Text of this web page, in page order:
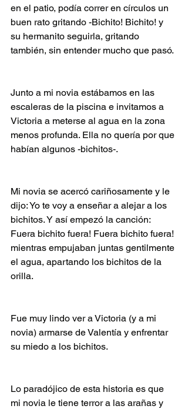
en el patio, podía correr en círculos un
buen rato gritando -Bichito! Bichito! y
su hermanito seguirla, gritando
también, sin entender mucho que pasó.
Junto a mi novia estábamos en las
escaleras de la piscina e invitamos a
Victoria a meterse al agua en la zona
menos profunda. Ella no quería por que
habían algunos -bichitos-.
Mi novia se acercó cariñosamente y le
dijo: Yo te voy a enseñar a alejar a los
bichitos. Y así empezó la canción:
Fuera bichito fuera! Fuera bichito fuera!
mientras empujaban juntas gentilmente
el agua, apartando los bichitos de la
orilla.
Fue muy lindo ver a Victoria (y a mi
novia) armarse de Valentía y enfrentar
su miedo a los bichitos.
Lo paradójico de esta historia es que
mi novia le tiene terror a las arañas y